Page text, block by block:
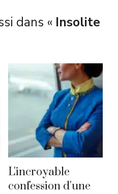
dans « Insolite
L'incroyable
confession d'une